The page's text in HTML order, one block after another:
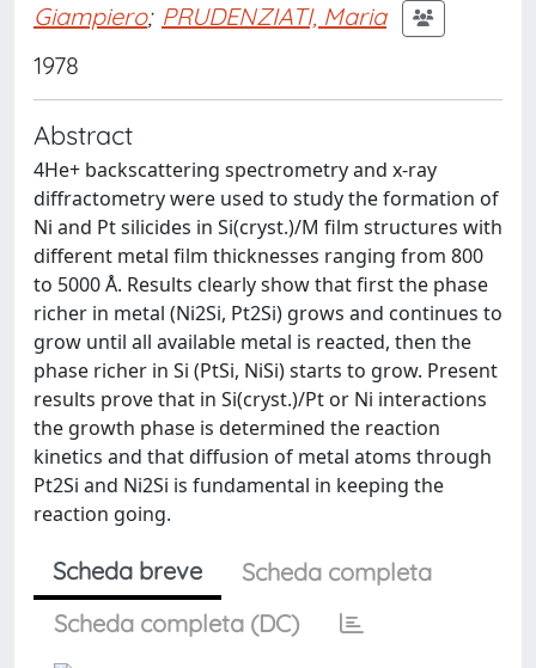
Giampiero; PRUDENZIATI, Maria
1978
Abstract
4He+ backscattering spectrometry and x-ray
diffractometry were used to study the formation of
Ni and Pt silicides in Si(cryst.)/M film structures with
different metal film thicknesses ranging from 800
to 5000 Å. Results clearly show that first the phase
richer in metal (Ni2Si, Pt2Si) grows and continues to
grow until all available metal is reacted, then the
phase richer in Si (PtSi, NiSi) starts to grow. Present
results prove that in Si(cryst.)/Pt or Ni interactions
the growth phase is determined the reaction
kinetics and that diffusion of metal atoms through
Pt2Si and Ni2Si is fundamental in keeping the
reaction going.
Scheda breve
Scheda completa
Scheda completa (DC)